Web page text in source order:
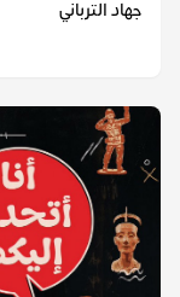
جهاد الترباني